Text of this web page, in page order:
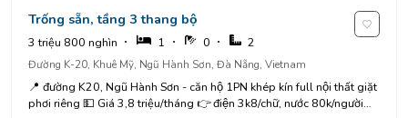
Trống sẵn, tầng 3 thang bộ
3 triệu 800 nghìn 1 0 2
Đường K-20, Khuê Mỹ, Ngũ Hành Sơn, Đà Nẵng, Vietnam
📍 đường K20, Ngũ Hành Sơn - căn hộ 1PN khép kín full nội thất giặt
phơi riêng 💵 Giá 3,8 triệu/tháng 👉 điện 3k8/chữ, nước 80k/người